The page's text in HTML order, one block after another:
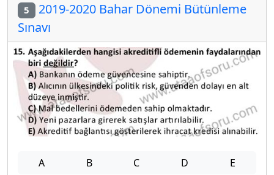
5 2019-2020 Bahar Dönemi Bütünleme
Sınavı
A B C D E